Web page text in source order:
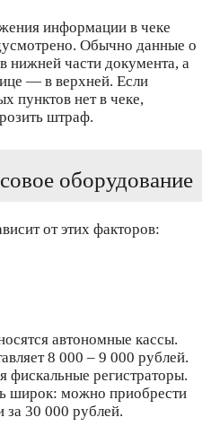
информации в чеке
Обычно данные о
части документа, а
— в верхней. Если
пунктов нет в чеке,
штраф.
оборудование
от этих факторов:
автономные кассы.
8 000 – 9 000 рублей.
регистраторы.
широк: можно приобрести
за 30 000 рублей.